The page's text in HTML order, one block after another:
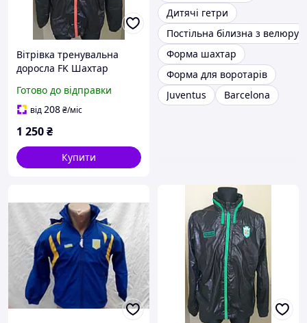
Вітрівка тренувальна
доросла FK Шахтар
Готово до відправки
від208₴/міс
1 250₴
Купити
Дитячі гетри
Постільна білизна з велюру
Форма шахтар
Форма для воротарів
Juventus
Barcelona